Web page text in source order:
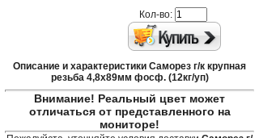
Кол-во:
Описание и характеристики Саморез г/к крупная
резьба 4,8х89мм фосф. (12кг/уп)
Внимание! Реальный цвет может
отличаться от представленного на
мониторе!